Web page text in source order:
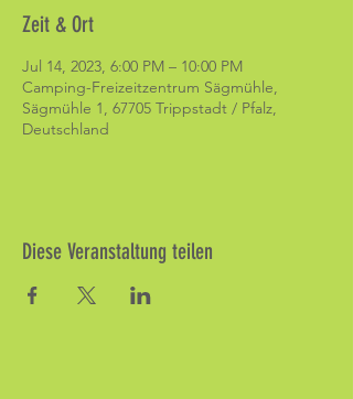
Zeit & Ort
Jul 14, 2023, 6:00 PM – 10:00 PM
Camping-Freizeitzentrum Sägmühle,
Sägmühle 1, 67705 Trippstadt / Pfalz,
Deutschland
Diese Veranstaltung teilen